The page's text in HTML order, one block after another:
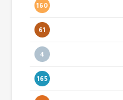
160
61
4
165